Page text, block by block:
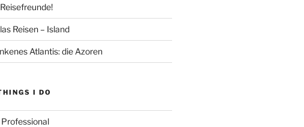
Reisen – Island
Atlantis: die Azoren
I DO